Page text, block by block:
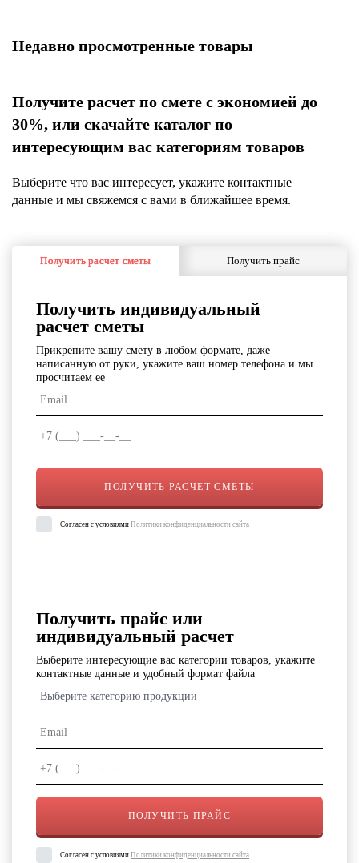
Недавно просмотренные товары
Получите расчет по смете с экономией до
30%, или скачайте каталог по
интересующим вас категориям товаров
Выберите что вас интересует, укажите контактные
данные и мы свяжемся с вами в ближайшее время.
Получить расчет сметы Получить прайс
Получить индивидуальный
расчет сметы
Прикрепите вашу смету в любом формате, даже
написанную от руки, укажите ваш номер телефона и мы
просчитаем ее
Согласен с условиями Политики конфиденциальности сайта
Получить прайс или
индивидуальный расчет
Выберите интересующие вас категории товаров, укажите
контактные данные и удобный формат файла
Выберите категорию продукции
Согласен с условиями Политики конфиденциальности сайта